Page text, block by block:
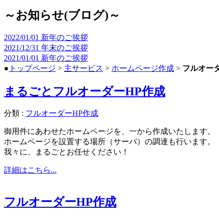
～お知らせ(ブログ)～
2022/01/01 新年のご挨拶
2021/12/31 年末のご挨拶
2021/01/01 新年のご挨拶
● トップページ > 主サービス > ホームページ作成 > フルオー
まるごとフルオーダーHP作成
分類 : フルオーダーHP作成
御用件にあわせたホームページを、一から作成いたします。
ホームページを設置する場所（サーバ）の調達も行います。
我々に、まるごとお任せください！
詳細はこちら...
フルオーダーHP作成